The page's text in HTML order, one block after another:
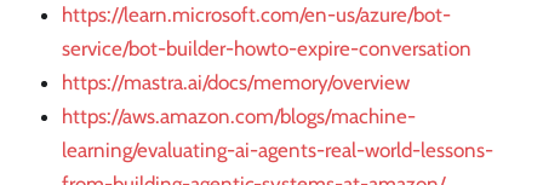
https://learn.microsoft.com/en-us/azure/bot-
service/bot-builder-howto-expire-conversation
https://mastra.ai/docs/memory/overview
https://aws.amazon.com/blogs/machine-
learning/evaluating-ai-agents-real-world-lessons-